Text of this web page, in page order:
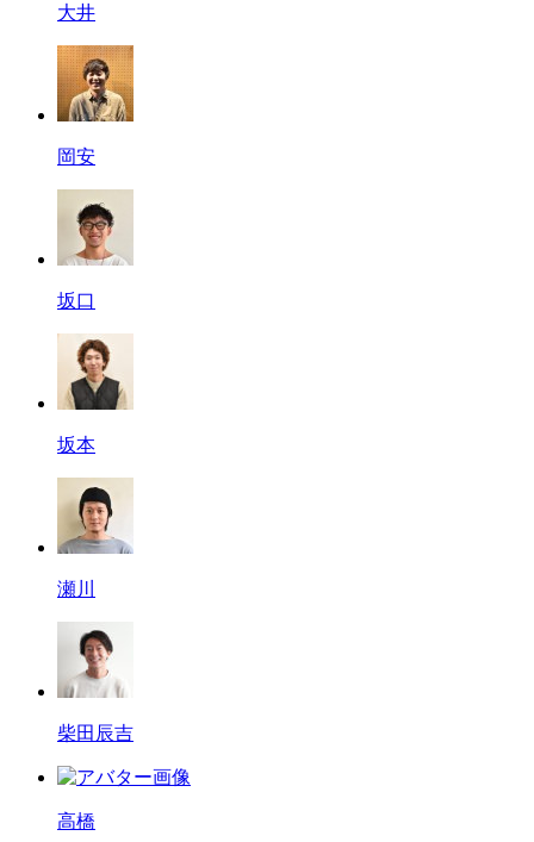
大井
岡安
坂口
坂本
瀬川
柴田辰吉
高橋